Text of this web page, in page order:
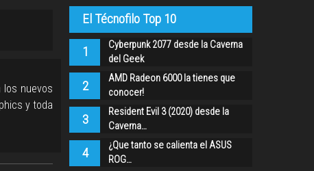
los nuevos
y toda
El Técnofilo Top 10
1
Cyberpunk 2077 desde la Caverna
del Geek
2
AMD Radeon 6000 la tienes que
conocer!
3
Resident Evil 3 (2020) desde la
Caverna…
4
¿Que tanto se calienta el ASUS
ROG…